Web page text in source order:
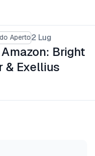
Aperto2 Lug
Bright
& Exellius